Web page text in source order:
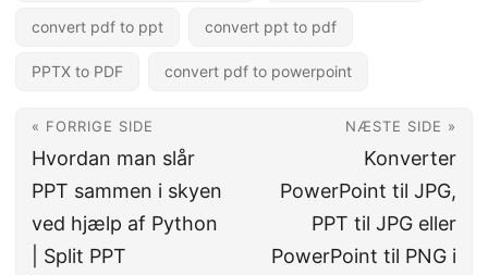
convert pdf to ppt convert ppt to pdf
PPTX to PDF convert pdf to powerpoint
« FORRIGE SIDE
Hvordan man slår
PPT sammen i skyen
ved hjælp af Python
| Split PPT
NÆSTE SIDE »
Konverter
PowerPoint til JPG,
PPT til JPG eller
PowerPoint til PNG i